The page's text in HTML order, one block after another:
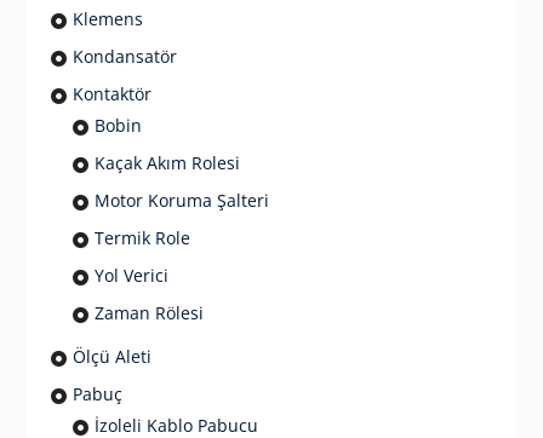
Klemens
Kondansatör
Kontaktör
Bobin
Kaçak Akım Rolesi
Motor Koruma Şalteri
Termik Role
Yol Verici
Zaman Rölesi
Ölçü Aleti
Pabuç
İzoleli Kablo Pabucu